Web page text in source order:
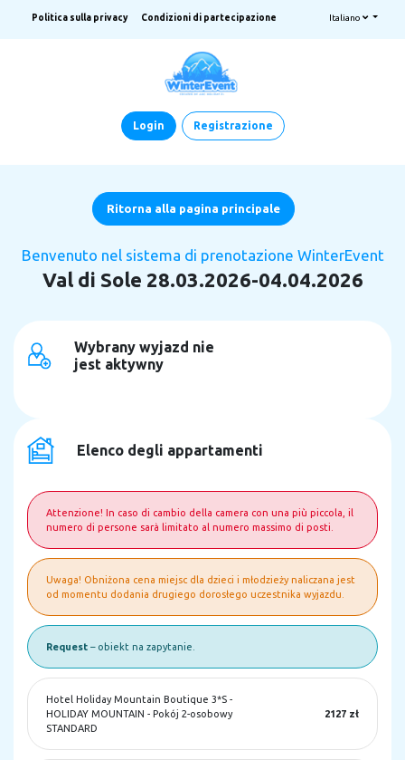
Politica sulla privacy Condizioni di partecipazione Italiano
Login Registrazione
Ritorna alla pagina principale
Benvenuto nel sistema di prenotazione WinterEvent
Val di Sole 28.03.2026-04.04.2026
Elenco degli appartamenti
Attenzione! In caso di cambio della camera con una più piccola, il
numero di persone sarà limitato al numero massimo di posti.
Uwaga! Obniżona cena miejsc dla dzieci i młodzieży naliczana jest
od momentu dodania drugiego dorosłego uczestnika wyjazdu.
Request – obiekt na zapytanie.
Hotel Holiday Mountain Boutique 3*S -
HOLIDAY MOUNTAIN - Pokój 2-osobowy
STANDARD
2127 zł
Wybrany wyjazd nie
jest aktywny